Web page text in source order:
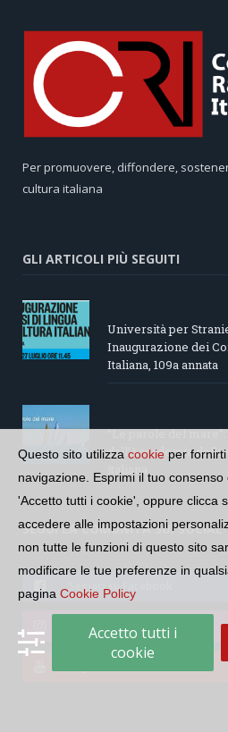
Per promuovere, diffondere,
cultura italiana
GLI ARTICOLI PIÙ SEGUITI
Università per
Inaugurazione dei
Italiana, 109a annata
“Le parole del
dall’Accademia della
italiana
SEGUI LA COMUNITÀ SUI SOCIAL
Seguici su Facebook
Seguici su Instagram
Questo sito utilizza cookie per
navigazione. Esprimi il tuo
'Accetto tutti i cookie', oppure clicca
accedere alle impostazioni
non tutte le funzioni di questo sito
modificare le tue preferenze in
pagina Cookie Policy
Accetto tutti i
cookie